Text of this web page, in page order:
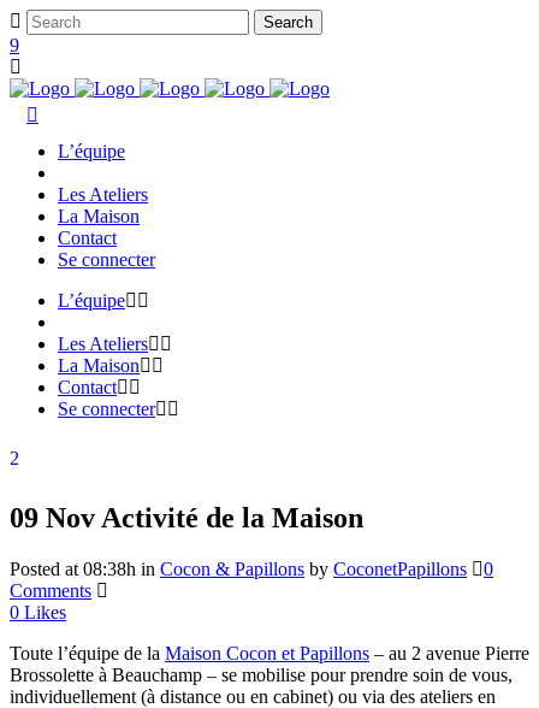
L’équipe
Les Ateliers
La Maison
Contact
Se connecter
L’équipe
Les Ateliers
La Maison
Contact
Se connecter
09 Nov Activité de la Maison
Posted at 08:38h in Cocon & Papillons by CoconetPapillons
0
Comments
0 Likes
Toute l’équipe de la Maison Cocon et Papillons – au 2 avenue Pierre
Brossolette à Beauchamp – se mobilise pour prendre soin de vous,
individuellement (à distance ou en cabinet) ou via des ateliers en